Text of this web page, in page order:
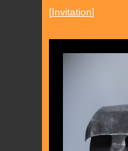
[ Invitation]